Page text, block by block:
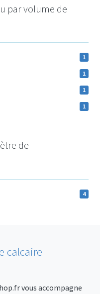
par volume de
1
1
1
1
de
4
calcaire
vous accompagne